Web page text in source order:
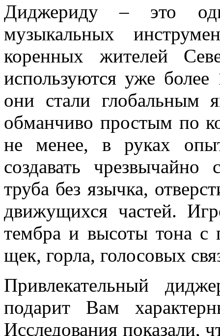
Диджериду – это
музыкальных
коренных жителей
используются уже
они стали глобальным
обманчиво простым по
не менее, в руках
создавать
труба без язычка,
движущихся частей.
тембра и высоты тона
щек, горла, голосовых
Привлекательный
подарит Вам
Исследования показали,